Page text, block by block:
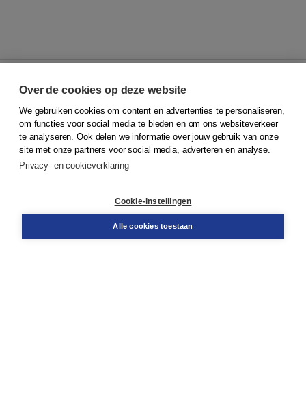
© 2026Koninklijke Boom uitgevers
Klantenservice
Service & informatie
Contact
Over de cookies op deze website
We gebruiken cookies om content en advertenties te personaliseren,
om functies voor social media te bieden en om ons websiteverkeer
te analyseren. Ook delen we informatie over jouw gebruik van onze
site met onze partners voor social media, adverteren en analyse.
Privacy- en cookieverklaring
Cookie-instellingen
Alle cookies toestaan